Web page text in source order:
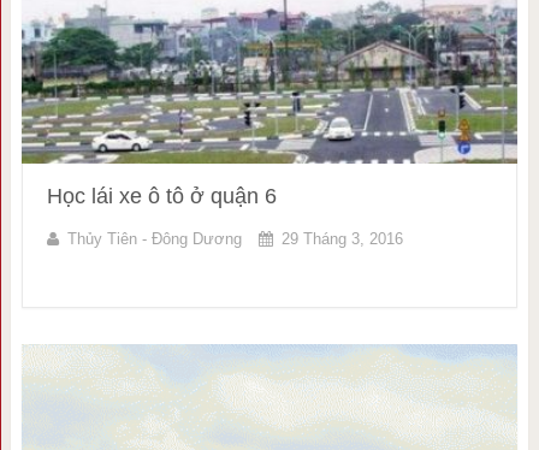
Học lái xe ô tô ở quận 6
Thủy Tiên - Đông Dương 29 Tháng 3, 2016